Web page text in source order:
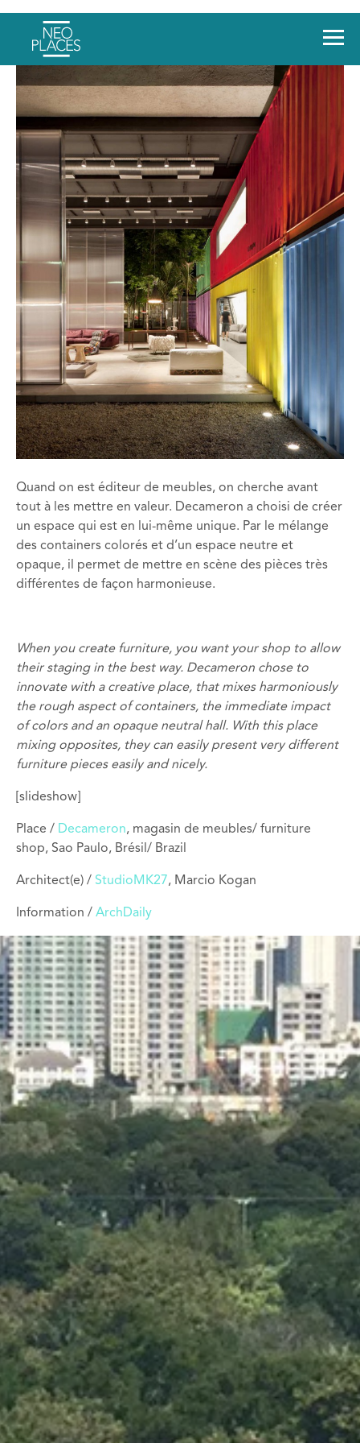
Quand on est éditeur de meubles, on cherche avant
tout à les mettre en valeur. Decameron a choisi de créer
un espace qui est en lui-même unique. Par le mélange
des containers colorés et d’un espace neutre et
opaque, il permet de mettre en scène des pièces très
différentes de façon harmonieuse.
When you create furniture, you want your shop to allow
their staging in the best way. Decameron chose to
innovate with a creative place, that mixes harmoniously
the rough aspect of containers, the immediate impact
of colors and an opaque neutral hall. With this place
mixing opposites, they can easily present very different
furniture pieces easily and nicely.
[slideshow]
Place / Decameron, magasin de meubles/ furniture
shop, Sao Paulo, Brésil/ Brazil
Architect(e) / StudioMK27, Marcio Kogan
Information / ArchDaily